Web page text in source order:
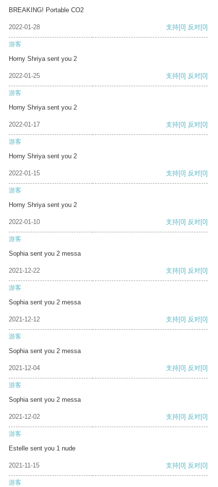
BREAKING! Portable CO2
2022-01-28 支持[0] 反对[0]
游客
Horny Shriya sent you 2
2022-01-25 支持[0] 反对[0]
游客
Horny Shriya sent you 2
2022-01-17 支持[0] 反对[0]
游客
Horny Shriya sent you 2
2022-01-15 支持[0] 反对[0]
游客
Horny Shriya sent you 2
2022-01-10 支持[0] 反对[0]
游客
Sophia sent you 2 messa
2021-12-22 支持[0] 反对[0]
游客
Sophia sent you 2 messa
2021-12-12 支持[0] 反对[0]
游客
Sophia sent you 2 messa
2021-12-04 支持[0] 反对[0]
游客
Sophia sent you 2 messa
2021-12-02 支持[0] 反对[0]
游客
Estelle sent you 1 nude
2021-11-15 支持[0] 反对[0]
游客